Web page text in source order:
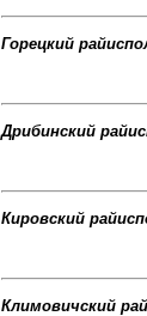
Горецкий
Дрибинский
Кировский
Климовичский